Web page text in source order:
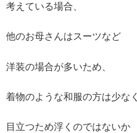
考えている場合、
他のお母さんはスーツなど
洋装の場合が多いため、
着物のような和服の方は少なく
目立つため浮くのではないか